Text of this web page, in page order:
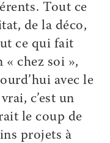
Tout ce
de la déco,
ce qui fait
« chez soi »,
avec le
c’est un
le coup de
projets à